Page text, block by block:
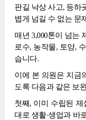
판길 낙상 사고, 등하
볍게 넘길 수 없는 문
매년 3,000톤이 넘는
로수, 농작물, 토양,
습니다.
이에 본 의원은 지금
도록 다음과 같은 보
첫째, 이미 수립된
대로 생활·생업과 바